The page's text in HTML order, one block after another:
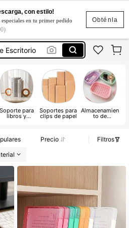
Obténla
con estilo!
especiales en tu primer pedido
Escritorio
Soporte para
libros y
Soportes para
clips de papel
Almacenamien
to de
Precio
Filtros